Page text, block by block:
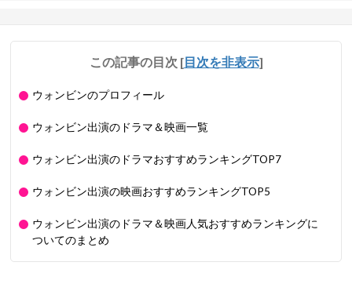
この記事の目次 [目次を非表示]
ウォンビンのプロフィール
ウォンビン出演のドラマ＆映画一覧
ウォンビン出演のドラマおすすめランキングTOP7
ウォンビン出演の映画おすすめランキングTOP5
ウォンビン出演のドラマ＆映画人気おすすめランキングに
ついてのまとめ